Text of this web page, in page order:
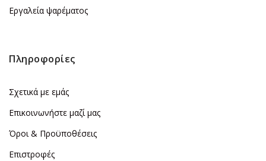
Εργαλεία ψαρέματος
Πληροφορίες
Σχετικά με εμάς
Επικοινωνήστε μαζί μας
Όροι & Προϋποθέσεις
Επιστροφές